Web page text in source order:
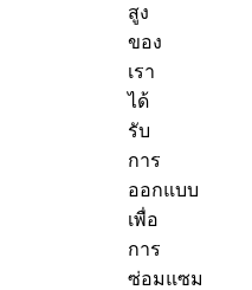
สูง
ของ
เรา
ได้
รับ
การ
ออกแบบ
เพื่อ
การ
ซ่อมแซม